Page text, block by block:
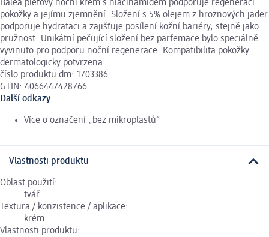
Balea pleťový noční krém s niacinamidem podporuje regeneraci
pokožky a jejímu zjemnění. Složení s 5% olejem z hroznových jader
podporuje hydrataci a zajišťuje posílení kožní bariéry, stejně jako
pružnost. Unikátní pečující složení bez parfemace bylo speciálně
vyvinuto pro podporu noční regenerace. Kompatibilita pokožky
dermatologicky potvrzena.
číslo produktu dm: 1703386
GTIN: 4066447428766
Další odkazy
Více o označení „bez mikroplastů“
Vlastnosti produktu
Oblast použití:
tvář
Textura / konzistence / aplikace:
krém
Vlastnosti produktu: